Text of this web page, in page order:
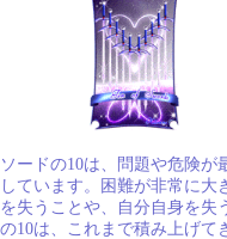
ソードの10は、問題や危険
しています。困難が非常に大
を失うことや、自分自身を失
の10は、これまで積み上げて